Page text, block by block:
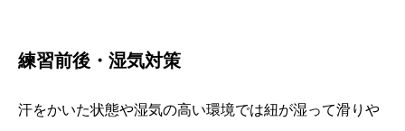
練習前後・湿気対策
汗をかいた状態や湿気の高い環境では紐が湿って滑りや